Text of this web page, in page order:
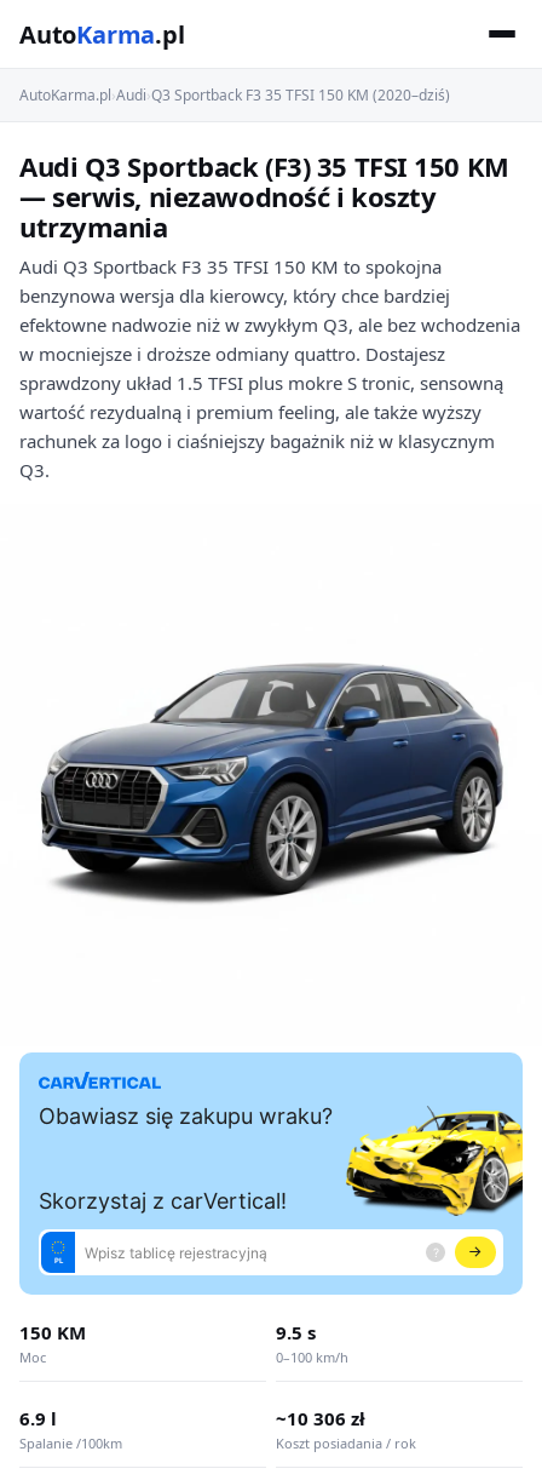
AutoKarma.pl
AutoKarma.pl›Audi›Q3 Sportback F3 35 TFSI 150 KM (2020–dziś)
Audi Q3 Sportback (F3) 35 TFSI 150 KM
— serwis, niezawodność i koszty
utrzymania
Audi Q3 Sportback F3 35 TFSI 150 KM to spokojna
benzynowa wersja dla kierowcy, który chce bardziej
efektowne nadwozie niż w zwykłym Q3, ale bez wchodzenia
w mocniejsze i droższe odmiany quattro. Dostajesz
sprawdzony układ 1.5 TFSI plus mokre S tronic, sensowną
wartość rezydualną i premium feeling, ale także wyższy
rachunek za logo i ciaśniejszy bagażnik niż w klasycznym
Q3.
150 KM
Moc
9.5 s
0–100 km/h
6.9 l
Spalanie /100km
~10 306 zł
Koszt posiadania / rok